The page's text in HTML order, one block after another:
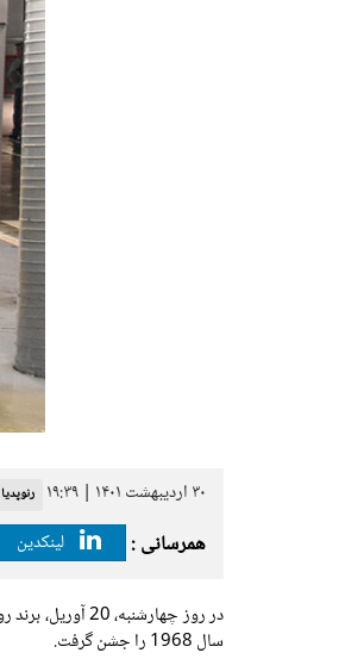
۳۰ اردیبهشت ۱۴۰۱ | ۱۹:۳۹ رنوپدیا
همرسانی : لینکدین
در روز چهارشنبه، 20 آوریل، برند رومانیایی
سال 1968 را جشن گرفت.